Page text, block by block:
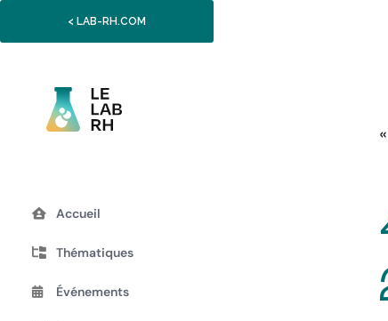
< LAB-RH.COM
Accueil
Thématiques
Événements